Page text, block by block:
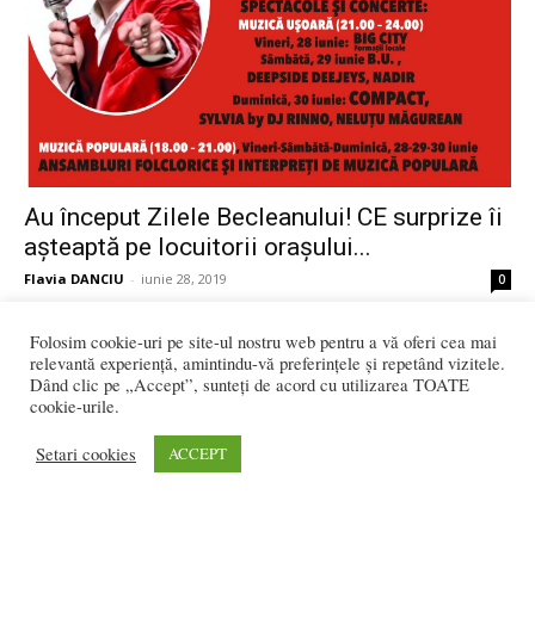
Au început Zilele Becleanului! CE surprize îi
așteaptă pe locuitorii orașului...
Flavia DANCIU - iunie 28, 2019 0
3.556 vizitatori online
REDACȚIA:
redactia@bistriteanul.ro
Folosim cookie-uri pe site-ul nostru web pentru a vă oferi cea mai
relevantă experiență, amintindu-vă preferințele și repetând vizitele.
Dând clic pe „Accept”, sunteți de acord cu utilizarea TOATE
cookie-urile.
Setari cookies ACCEPT